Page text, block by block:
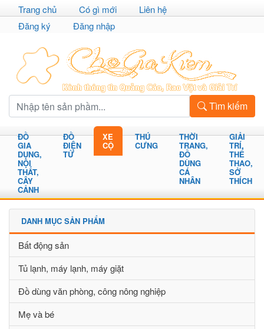
Trang chủ Có gì mới
Liên hệ
Đăng ký
Đăng nhập
Tìm kiếm
ĐỒ
GIA
DỤNG,
NỘI
THẤT,
CÂY
CẢNH
ĐỒ
ĐIỆN
TỬ
XE
CỘ
THÚ
CƯNG
THỜI
TRANG,
ĐỒ
DÙNG
CÁ
NHÂN
GIẢI
TRÍ,
THỂ
THAO,
SỞ
THÍCH
DANH MỤC SẢN PHẨM
Bất động sản
Tủ lạnh, máy lạnh, máy giặt
Đồ dùng văn phòng, công nông nghiệp
Mẹ và bé